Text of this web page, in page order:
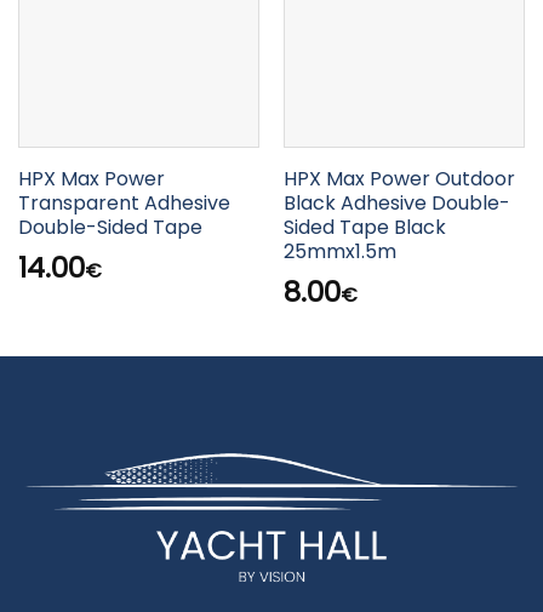
HPX Max Power
Transparent Adhesive
Double-Sided Tape
14.00€
HPX Max Power Outdoor
Black Adhesive Double-
Sided Tape Black
25mmx1.5m
8.00€